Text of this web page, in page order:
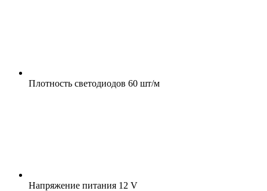
Плотность светодиодов 60 шт/м
Напряжение питания 12 V